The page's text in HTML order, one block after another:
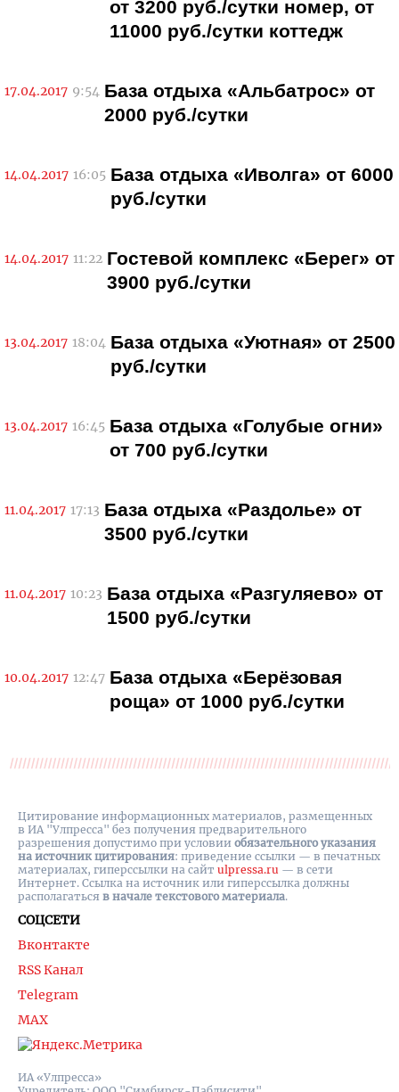
от 3200 руб./сутки номер, от
11000 руб./сутки коттедж
17.04.2017 9:54 База отдыха «Альбатрос» от
2000 руб./сутки
14.04.2017 16:05 База отдыха «Иволга» от 6000
руб./сутки
14.04.2017 11:22 Гостевой комплекс «Берег» от
3900 руб./сутки
13.04.2017 18:04 База отдыха «Уютная» от 2500
руб./сутки
13.04.2017 16:45 База отдыха «Голубые огни»
от 700 руб./сутки
11.04.2017 17:13 База отдыха «Раздолье» от
3500 руб./сутки
11.04.2017 10:23 База отдыха «Разгуляево» от
1500 руб./сутки
10.04.2017 12:47 База отдыха «Берёзовая
роща» от 1000 руб./сутки
ИА «Улпресса»
СОЦСЕТИ
Вконтакте
RSS Канал
Telegram
MAX
Цитирование информационных материалов, размещенных
в ИА "Улпресса" без получения предварительного
разрешения допустимо при условии обязательного указания
на источник цитирования: приведение ссылки — в печатных
материалах, гиперссылки на cайт ulpressa.ru — в сети
Интернет. Ссылка на источник или гиперссылка должны
располагаться в начале текстового материала.